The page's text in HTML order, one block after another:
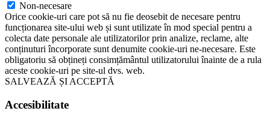
Non-necesare
Orice cookie-uri care pot să nu fie deosebit de necesare pentru
funcționarea site-ului web și sunt utilizate în mod special pentru a
colecta date personale ale utilizatorilor prin analize, reclame, alte
conținuturi încorporate sunt denumite cookie-uri ne-necesare. Este
obligatoriu să obțineți consimțământul utilizatorului înainte de a rula
aceste cookie-uri pe site-ul dvs. web.
SALVEAZĂ ȘI ACCEPTĂ
Accesibilitate